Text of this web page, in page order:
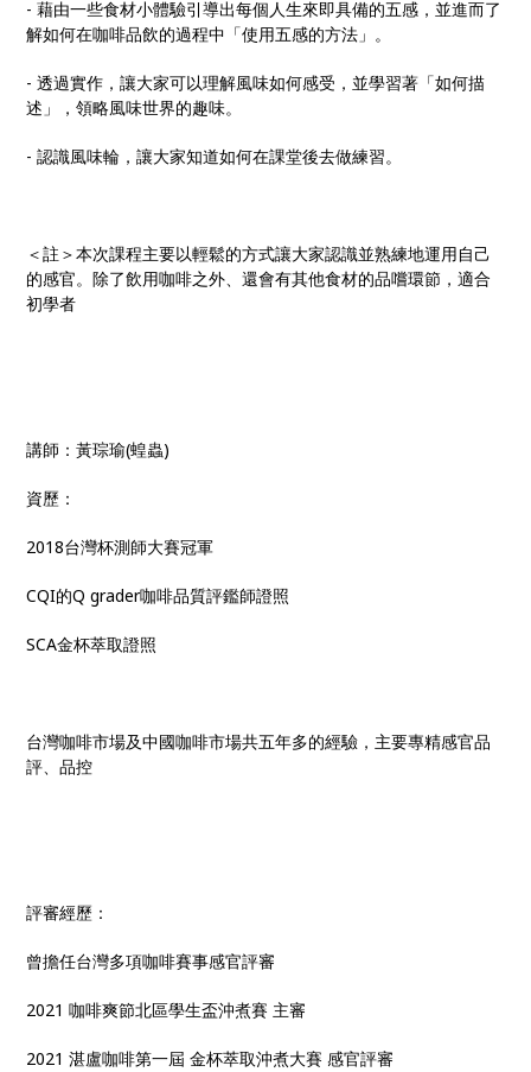
- 藉由一些食材小體驗引導出每個人生來即具備的五感，並進而了
解如何在咖啡品飲的過程中「使用五感的方法」。
- 透過實作，讓大家可以理解風味如何感受，並學習著「如何描
述」，領略風味世界的趣味。
- 認識風味輪，讓大家知道如何在課堂後去做練習。
＜註＞本次課程主要以輕鬆的方式讓大家認識並熟練地運用自己
的感官。除了飲用咖啡之外、還會有其他食材的品嚐環節，適合
初學者
講師：黃琮瑜(蝗蟲)
資歷：
2018台灣杯測師大賽冠軍
CQI的Q grader咖啡品質評鑑師證照
SCA金杯萃取證照
台灣咖啡市場及中國咖啡市場共五年多的經驗，主要專精感官品
評、品控
評審經歷：
曾擔任台灣多項咖啡賽事感官評審
2021 咖啡爽節北區學生盃沖煮賽 主審
2021 湛盧咖啡第一屆 金杯萃取沖煮大賽 感官評審